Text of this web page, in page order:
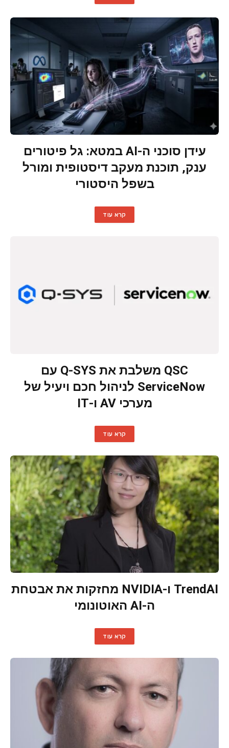
עידן סוכני ה-AI במטא: גל פיטורים
ענק, תוכנת מעקב דיסטופית ומורל
בשפל היסטורי
קרא עוד
QSC משלבת את Q-SYS עם
ServiceNow לניהול חכם ויעיל של
מערכי AV ו-IT
קרא עוד
TrendAI ו-NVIDIA מחזקות את אבטחת
ה-AI האוטונומי
קרא עוד